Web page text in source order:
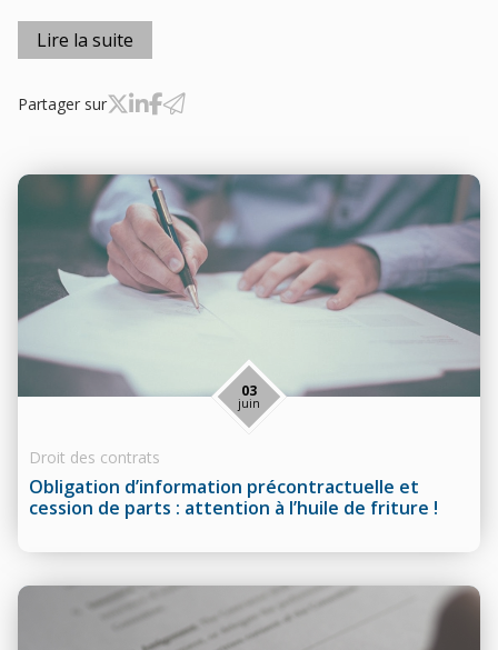
Lire la suite
Partager sur
Obligation d’information précontractuelle et
cession de parts : attention à l’huile de friture !
03
juin
Droit des contrats